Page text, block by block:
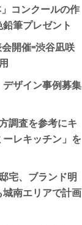
コンクールの作
筆プレゼント
開催=渋谷凪咲
ザイン事例募集
調査を参考にキ
レキッチン」を
宅、ブランド明
南エリアで計画